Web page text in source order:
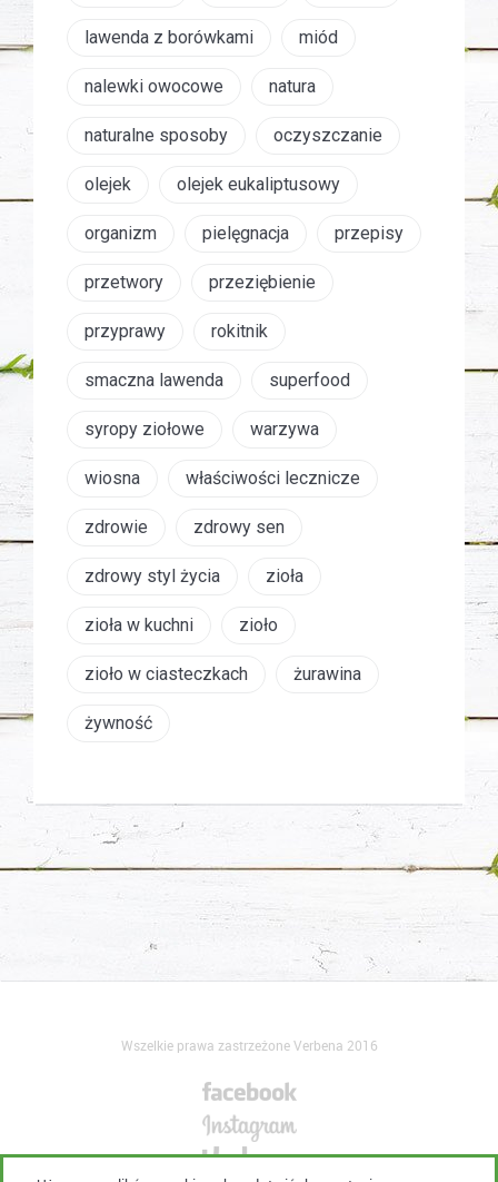
lawenda z borówkami miód
nalewki owocowe natura
naturalne sposoby oczyszczanie
olejek olejek eukaliptusowy
organizm pielęgnacja przepisy
przetwory przeziębienie
przyprawy rokitnik
smaczna lawenda superfood
syropy ziołowe warzywa
wiosna właściwości lecznicze
zdrowie zdrowy sen
zdrowy styl życia zioła
zioła w kuchni zioło
zioło w ciasteczkach żurawina
żywność
Wszelkie prawa zastrzeżone Verbena 2016